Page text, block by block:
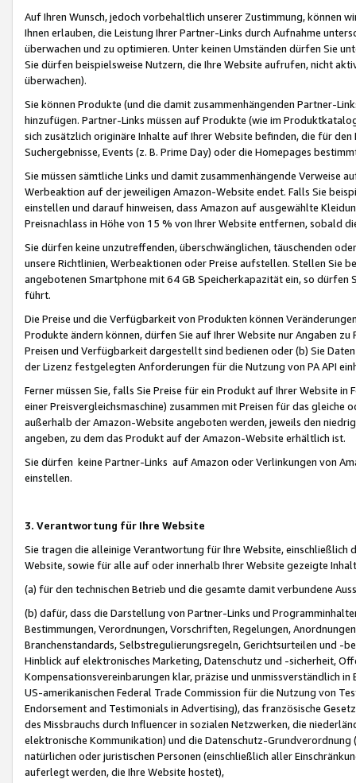
Auf Ihren Wunsch, jedoch vorbehaltlich unserer Zustimmung, können
Ihnen erlauben, die Leistung Ihrer Partner-Links durch Aufnahme
überwachen und zu optimieren. Unter keinen Umständen dürfen Sie
Sie dürfen beispielsweise Nutzern, die Ihre Website aufrufen, nicht
überwachen).
Sie können Produkte (und die damit zusammenhängenden Partner-
hinzufügen. Partner-Links müssen auf Produkte (wie im
sich zusätzlich originäre Inhalte auf Ihrer Website befinden, die für
Suchergebnisse, Events (z. B. Prime Day) oder die Homepages
Sie müssen sämtliche Links und damit zusammenhängende
Werbeaktion auf der jeweiligen Amazon-Website endet. Falls Sie
einstellen und darauf hinweisen, dass Amazon auf ausgewählte
Preisnachlass in Höhe von 15 % von Ihrer Website entfernen, sobald
Sie dürfen keine unzutreffenden, überschwänglichen, täuschenden
unsere Richtlinien, Werbeaktionen oder Preise aufstellen. Stellen Sie
angebotenen Smartphone mit 64 GB Speicherkapazität ein, so dürfen
führt.
Die Preise und die Verfügbarkeit von Produkten können
Produkte ändern können, dürfen Sie auf Ihrer Website nur Angaben
Preisen und Verfügbarkeit dargestellt sind bedienen oder (b) Sie
der Lizenz festgelegten Anforderungen für die Nutzung von PA API
Ferner müssen Sie, falls Sie Preise für ein Produkt auf Ihrer Website
einer Preisvergleichsmaschine) zusammen mit Preisen für das
außerhalb der Amazon-Website angeboten werden, jeweils den
angeben, zu dem das Produkt auf der Amazon-Website erhältlich ist.
Sie dürfen keine Partner-Links auf Amazon oder Verlinkungen von
einstellen.
3. Verantwortung für Ihre Website
Sie tragen die alleinige Verantwortung für Ihre Website,
Website, sowie für alle auf oder innerhalb Ihrer Website gezeigte
(a) für den technischen Betrieb und die gesamte damit verbundene
(b) dafür, dass die Darstellung von Partner-Links und
Bestimmungen, Verordnungen, Vorschriften, Regelungen,
Branchenstandards, Selbstregulierungsregeln, Gerichtsurteilen und -
Hinblick auf elektronisches Marketing, Datenschutz und -sicherheit,
Kompensationsvereinbarungen klar, präzise und unmissverständlich
US-amerikanischen Federal Trade Commission für die Nutzung von
Endorsement and Testimonials in Advertising), das französische
des Missbrauchs durch Influencer in sozialen Netzwerken, die
elektronische Kommunikation) und die Datenschutz-
natürlichen oder juristischen Personen (einschließlich aller
auferlegt werden, die Ihre Website hostet),